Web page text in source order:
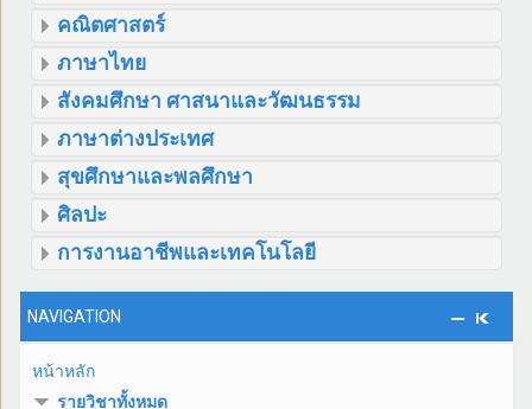
คณิตศาสตร์
ภาษาไทย
สังคมศึกษา ศาสนาและวัฒนธรรม
ภาษาต่างประเทศ
สุขศึกษาและพลศึกษา
ศิลปะ
การงานอาชีพและเทคโนโลยี
NAVIGATION
หน้าหลัก
รายวิชาทั้งหมด